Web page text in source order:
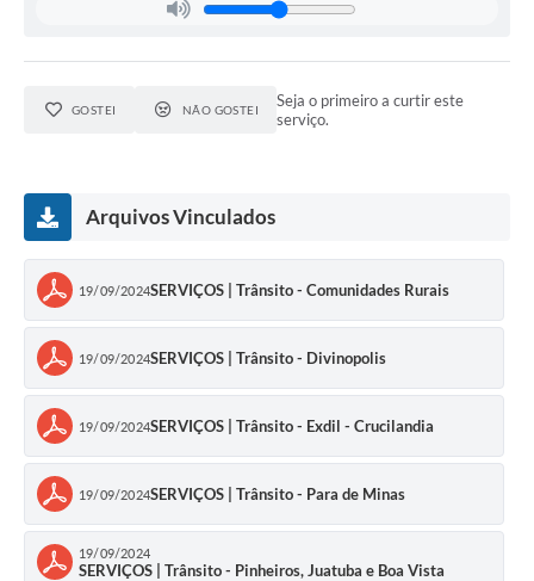
GOSTEI NÃO GOSTEI
Seja o primeiro a curtir este
serviço.
Arquivos Vinculados
19/09/2024SERVIÇOS | Trânsito - Comunidades Rurais
19/09/2024SERVIÇOS | Trânsito - Divinopolis
19/09/2024SERVIÇOS | Trânsito - Exdil - Crucilandia
19/09/2024SERVIÇOS | Trânsito - Para de Minas
19/09/2024
SERVIÇOS | Trânsito - Pinheiros, Juatuba e Boa Vista